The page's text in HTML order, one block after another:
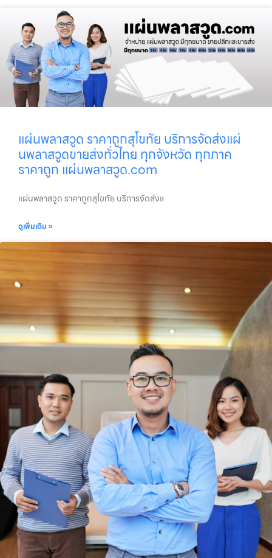
แผ่นพลาสวูด ราคาถูกสุโขทัย บริการจัดส่งแผ่
นพลาสวูดขายส่งทั่วไทย ทุกจังหวัด ทุกภาค
ราคาถูก แผ่นพลาสวูด.com
แผ่นพลาสวูด ราคาถูกสุโขทัย บริการจัดส่งแ
ดูเพิ่มเติม »